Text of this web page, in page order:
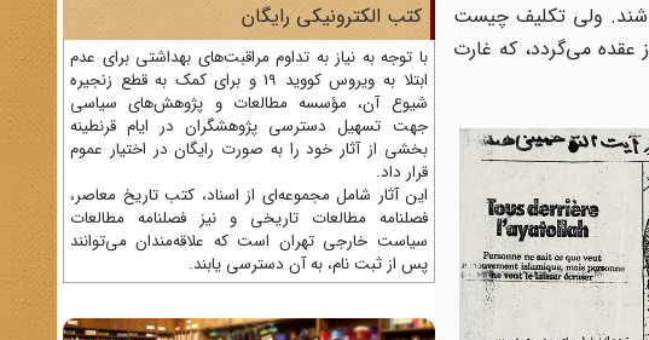
ولی تکلیف چیست
می‌گردد، که غارت
کتب الکترونیکی رایگان
با توجه به نیاز به تداوم مراقبت‌های بهداشتی برای عدم
ابتلا به ویروس کووید 19 و برای کمک به قطع زنجیره
شیوع آن، مؤسسه مطالعات و پژوهش‌های سیاسی
جهت تسهیل دسترسی پژوهشگران در ایام قرنطینه
بخشی از آثار خود را به صورت رایگان در اختیار عموم
قرار داد.
این آثار شامل مجموعه‌ای از اسناد، کتب تاریخ معاصر،
فصلنامه‌ مطالعات تاریخی و نیز فصلنامه مطالعات
سیاست خارجی تهران است که علاقه‌مندان می‌توانند
پس از ثبت نام، به آن دسترسی یابند.